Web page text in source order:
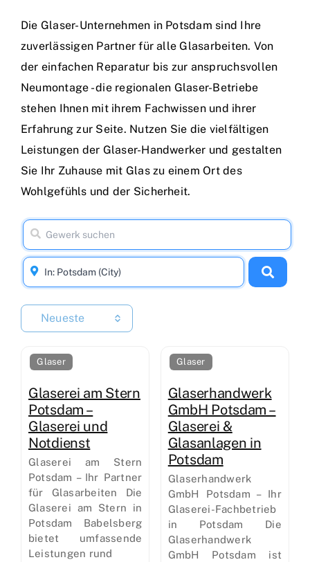
Die Glaser-Unternehmen in Potsdam sind Ihre
zuverlässigen Partner für alle Glasarbeiten. Von
der einfachen Reparatur bis zur anspruchsvollen
Neumontage - die regionalen Glaser-Betriebe
stehen Ihnen mit ihrem Fachwissen und ihrer
Erfahrung zur Seite. Nutzen Sie die vielfältigen
Leistungen der Glaser-Handwerker und gestalten
Sie Ihr Zuhause mit Glas zu einem Ort des
Wohlgefühls und der Sicherheit.
Neueste
Glaser
Glaserei am Stern
Potsdam –
Glaserei und
Notdienst
Glaserei am Stern
Potsdam – Ihr Partner
für Glasarbeiten Die
Glaserei am Stern in
Potsdam Babelsberg
bietet umfassende
Leistungen rund
Glaser
Glaserhandwerk
GmbH Potsdam –
Glaserei &
Glasanlagen in
Potsdam
Glaserhandwerk
GmbH Potsdam – Ihr
Glaserei-Fachbetrieb
in Potsdam Die
Glaserhandwerk
GmbH Potsdam ist